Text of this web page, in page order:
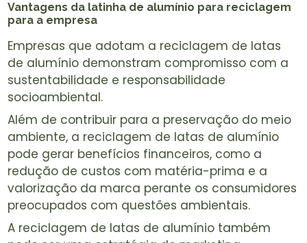
Vantagens da latinha de alumínio para reciclagem
para a empresa
Empresas que adotam a reciclagem de latas
de alumínio demonstram compromisso com a
sustentabilidade e responsabilidade
socioambiental.
Além de contribuir para a preservação do meio
ambiente, a reciclagem de latas de alumínio
pode gerar benefícios financeiros, como a
redução de custos com matéria-prima e a
valorização da marca perante os consumidores
preocupados com questões ambientais.
A reciclagem de latas de alumínio também